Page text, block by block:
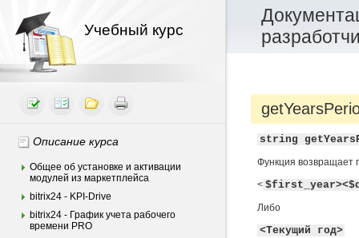
Учебный курс
Описание курса
Общее об установке и активации
модулей из маркетплейса
bitrix24 - KPI-Drive
bitrix24 - График учета рабочего
времени PRO
string
Функция возвращает
<
Либо
<Текущий год>